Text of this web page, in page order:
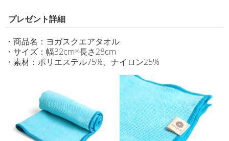
プレゼント詳細
・商品名：ヨガスクエアタオル
・サイズ：幅32cm×長さ28cm
・素材：ポリエステル75%、ナイロン25%